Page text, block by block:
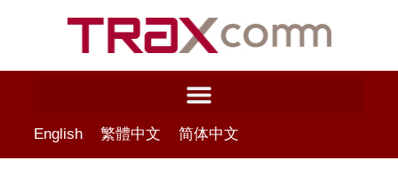
English 繁體中文 简体中文